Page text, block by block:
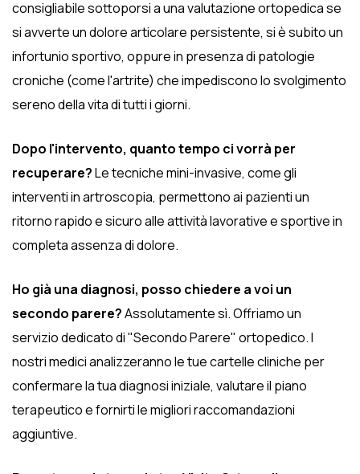
consigliabile sottoporsi a una valutazione ortopedica se
si avverte un dolore articolare persistente, si è subito un
infortunio sportivo, oppure in presenza di patologie
croniche (come l'artrite) che impediscono lo svolgimento
sereno della vita di tutti i giorni.
Dopo l'intervento, quanto tempo ci vorrà per
recuperare?Le tecniche mini-invasive, come gli
interventi in artroscopia, permettono ai pazienti un
ritorno rapido e sicuro alle attività lavorative e sportive in
completa assenza di dolore.
Ho già una diagnosi, posso chiedere a voi un
secondo parere?Assolutamente sì. Offriamo un
servizio dedicato di "Secondo Parere" ortopedico. I
nostri medici analizzeranno le tue cartelle cliniche per
confermare la tua diagnosi iniziale, valutare il piano
terapeutico e fornirti le migliori raccomandazioni
aggiuntive.